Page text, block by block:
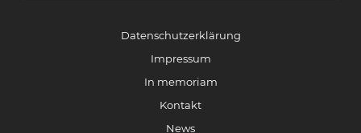
Datenschutzerklärung
Impressum
In memoriam
Kontakt
News